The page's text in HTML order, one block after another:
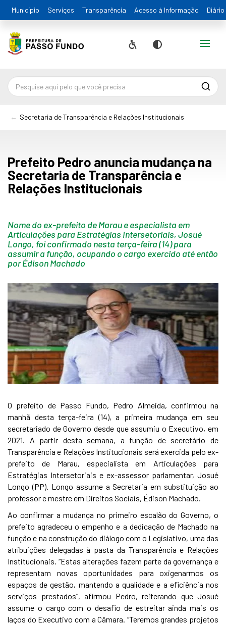
Município Serviços Transparência Acesso à Informação
Acessibilidade
Contraste
Alternar
Secretaria de Transparência e Relações Institucionais
Prefeito Pedro anuncia mudança na
Secretaria de Transparência e
Relações Institucionais
Nome do ex-prefeito de Marau e especialista em
Articulações para Estratégias Intersetoriais, Josué
Longo, foi confirmado nesta terça-feira (14) para
assumir a função, ocupando o cargo exercido até então
por Édison Machado
O prefeito de Passo Fundo, Pedro Almeida, confirmou na
manhã desta terça-feira (14), a primeira mudança em seu
secretariado de Governo desde que assumiu o Executivo, em
2021. A partir desta semana, a função de secretário de
Transparência e Relações Institucionais será exercida pelo ex-
prefeito de Marau, especialista em Articulações para
Estratégias Intersetoriais e ex-assessor parlamentar, Josué
Longo (PP). Longo assume a Secretaria em substituição ao
professor e mestre em Direitos Sociais, Édison Machado.
Ao confirmar a mudança no primeiro escalão do Governo, o
prefeito agradeceu o empenho e a dedicação de Machado na
função e na construção do diálogo com o Legislativo, uma das
atribuições delegadas à pasta da Transparência e Relações
Institucionais. “Estas alterações fazem parte da governança e
representam novas oportunidades para oxigenarmos os
espaços de gestão, mantendo a qualidade e a eficiência nos
serviços prestados”, afirmou Pedro, reiterando que Josué
assume o cargo com o desafio de estreitar ainda mais os
laços do Executivo com a Câmara. “Teremos grandes projetos